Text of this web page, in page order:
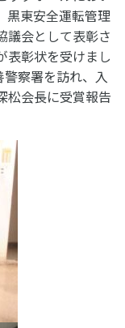
黒東安全運転管理
議会として表彰さ
表彰状を受けまし
察署を訪れ、入
松会長に受賞報告